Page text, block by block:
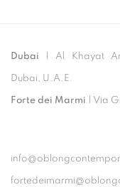
Dubai | Al Khayat
Dubai, U.A.E.
Forte dei Marmi | Via